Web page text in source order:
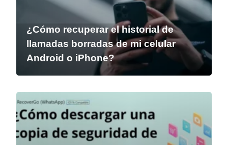
¿Cómo recuperar el historial de
llamadas borradas de mi celular
Android o iPhone?